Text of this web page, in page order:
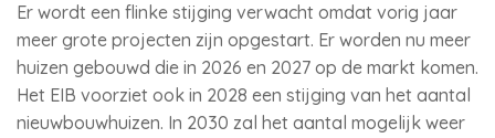
Er wordt een flinke stijging verwacht omdat vorig jaar
meer grote projecten zijn opgestart. Er worden nu meer
huizen gebouwd die in 2026 en 2027 op de markt komen.
Het EIB voorziet ook in 2028 een stijging van het aantal
nieuwbouwhuizen. In 2030 zal het aantal mogelijk weer